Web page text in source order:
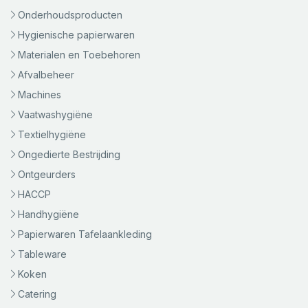
Onderhoudsproducten
Hygienische papierwaren
Materialen en Toebehoren
Afvalbeheer
Machines
Vaatwashygiëne
Textielhygiëne
Ongedierte Bestrijding
Ontgeurders
HACCP
Handhygiëne
Papierwaren Tafelaankleding
Tableware
Koken
Catering